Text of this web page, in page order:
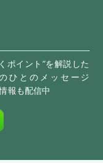
ポイント”を解説した
ひとのメッセージ
報も配信中